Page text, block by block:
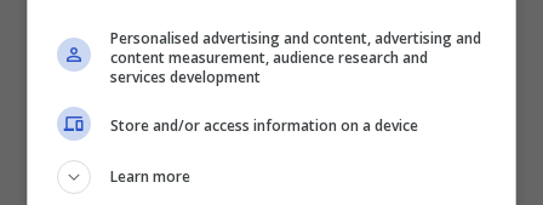
Personalised advertising and content, advertising and
content measurement, audience research and
services development
Store and/or access information on a device
Learn more